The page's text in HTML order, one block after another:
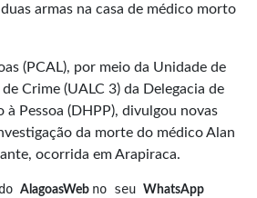
armas na casa de médico morto
(PCAL), por meio da Unidade de
Crime (UALC 3) da Delegacia de
à Pessoa (DHPP), divulgou novas
da morte do médico Alan
ocorrida em Arapiraca.
AlagoasWeb no seu WhatsApp